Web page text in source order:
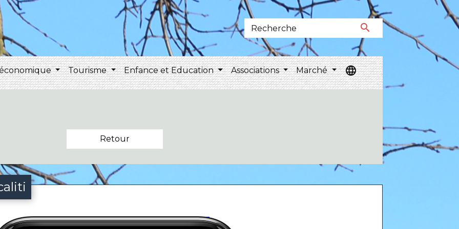
search
Tourisme Enfance et Education Associations Marché language
Retour